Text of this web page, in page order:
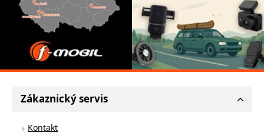
Zákaznický servis
Kontakt